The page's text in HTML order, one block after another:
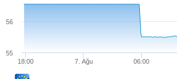
18:00 7. Ağu 06:00
55
56